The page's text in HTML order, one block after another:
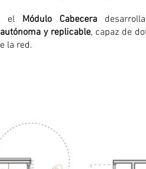
el Módulo Cabecera
y replicable, capaz de
la red.